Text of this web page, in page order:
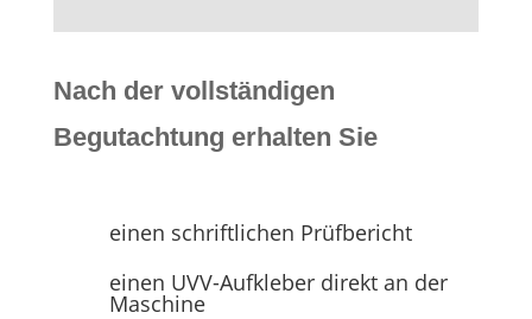
Nach der vollständigen
Begutachtung erhalten Sie
einen schriftlichen Prüfbericht
einen UVV-Aufkleber direkt an der
Maschine